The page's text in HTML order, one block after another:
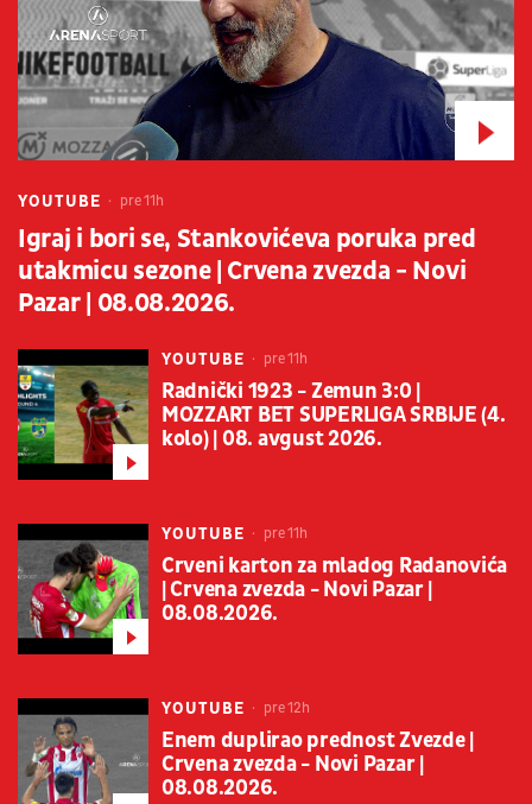
YOUTUBE pre 11h
Igraj i bori se, Stankovićeva poruka pred
utakmicu sezone | Crvena zvezda - Novi
Pazar | 08.08.2026.
YOUTUBE pre 11h
Radnički 1923 - Zemun 3:0 |
MOZZART BET SUPERLIGA SRBIJE (4.
kolo) | 08. avgust 2026.
YOUTUBE pre 11h
Crveni karton za mladog Radanovića
| Crvena zvezda - Novi Pazar |
08.08.2026.
YOUTUBE pre 12h
Enem duplirao prednost Zvezde |
Crvena zvezda - Novi Pazar |
08.08.2026.